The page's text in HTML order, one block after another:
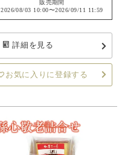
販売期間
2026/08/03 10:00〜2026/09/11 11:59
詳細を見る
お気に入りに登録する